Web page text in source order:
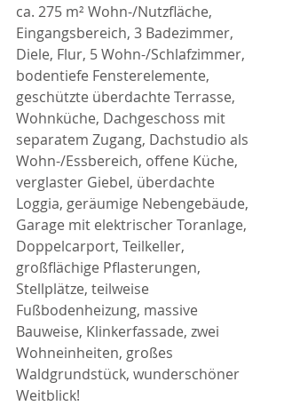
ca. 275 m² Wohn-/Nutzfläche,
Eingangsbereich, 3 Badezimmer,
Diele, Flur, 5 Wohn-/Schlafzimmer,
bodentiefe Fensterelemente,
geschützte überdachte Terrasse,
Wohnküche, Dachgeschoss mit
separatem Zugang, Dachstudio als
Wohn-/Essbereich, offene Küche,
verglaster Giebel, überdachte
Loggia, geräumige Nebengebäude,
Garage mit elektrischer Toranlage,
Doppelcarport, Teilkeller,
großflächige Pflasterungen,
Stellplätze, teilweise
Fußbodenheizung, massive
Bauweise, Klinkerfassade, zwei
Wohneinheiten, großes
Waldgrundstück, wunderschöner
Weitblick!